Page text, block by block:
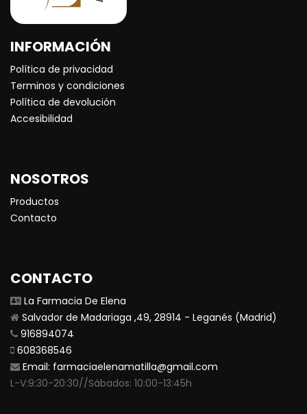
INFORMACIÓN
Política de privacidad
Terminos y condiciones
Política de devolución
Accesibilidad
NOSOTROS
Productos
Contacto
CONTACTO
La Farmacia De Elena
Salvador de Madariaga ,49, 28914 - Leganés (Madrid)
916894074
608368546
Email: farmaciaelenamatilla@gmail.com
L-V:9:30-20:30//Sábados: 10:00-13:45h